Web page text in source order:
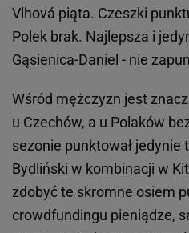
Vlhová piąta. Czeszki
Polek brak. Najlepsza i
Gąsienica-Daniel - nie
Wśród mężczyzn jest
u Czechów, a u Polaków
sezonie punktował jedynie
Bydliński w kombinacji w
zdobyć te skromne osiem
crowdfundingu pieniądze,